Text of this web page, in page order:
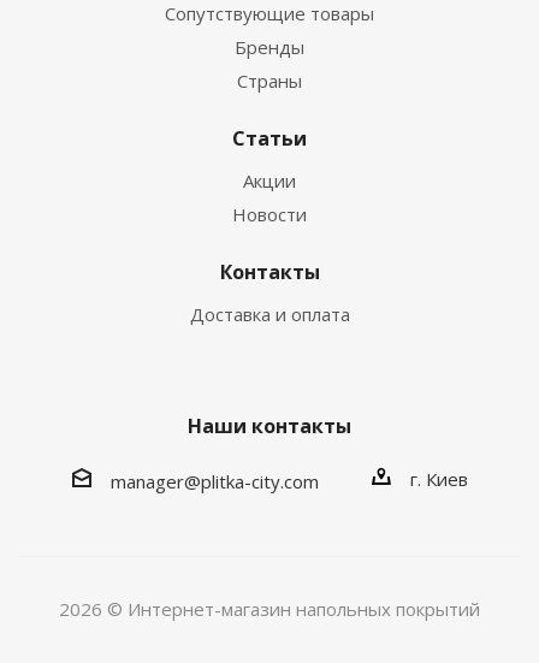
Сопутствующие товары
Бренды
Страны
Статьи
Акции
Новости
Контакты
Доставка и оплата
Наши контакты
manager@plitka-city.com г. Киев
2026 © Интернет-магазин напольных покрытий